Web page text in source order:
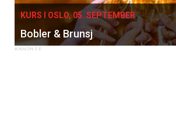
KURS I OSLO, 05. SEPTEMBER
Bobler & Brunsj